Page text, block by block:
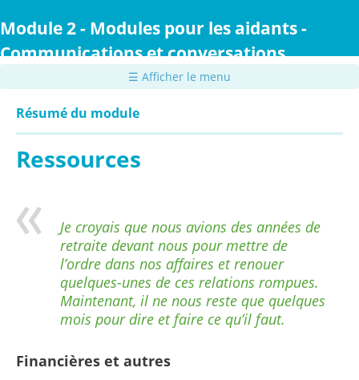
au
principal
Module 2 - Modules pour les aidants -
Communications et conversations
☰ Afficher le menu
Résumé du module
Ressources
Je croyais que nous avions des années de
retraite devant nous pour mettre de
l’ordre dans nos affaires et renouer
quelques-unes de ces relations rompues.
Maintenant, il ne nous reste que quelques
mois pour dire et faire ce qu’il faut.
Financières et autres